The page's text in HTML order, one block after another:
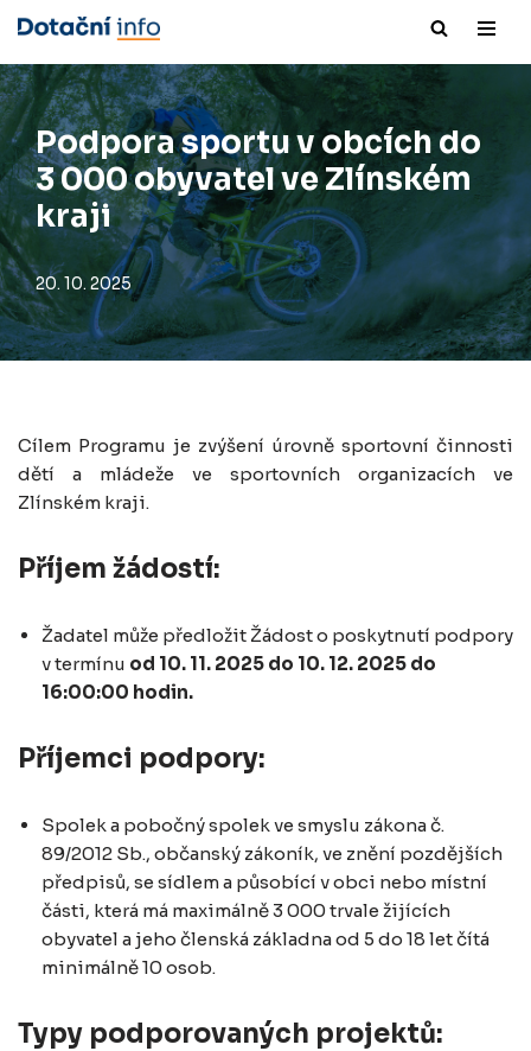
Přeskočit
na
obsah
Podpora sportu v obcích do
3 000 obyvatel ve Zlínském
kraji
20. 10. 2025
Cílem Programu je zvýšení úrovně sportovní činnosti
dětí a mládeže ve sportovních organizacích ve
Zlínském kraji.
Příjem žádostí:
Žadatel může předložit Žádost o poskytnutí podpory
v termínu od 10. 11. 2025 do 10. 12. 2025 do
16:00:00 hodin.
Příjemci podpory:
Spolek a pobočný spolek ve smyslu zákona č.
89/2012 Sb., občanský zákoník, ve znění pozdějších
předpisů, se sídlem a působící v obci nebo místní
části, která má maximálně 3 000 trvale žijících
obyvatel a jeho členská základna od 5 do 18 let čítá
minimálně 10 osob.
Typy podporovaných projektů: